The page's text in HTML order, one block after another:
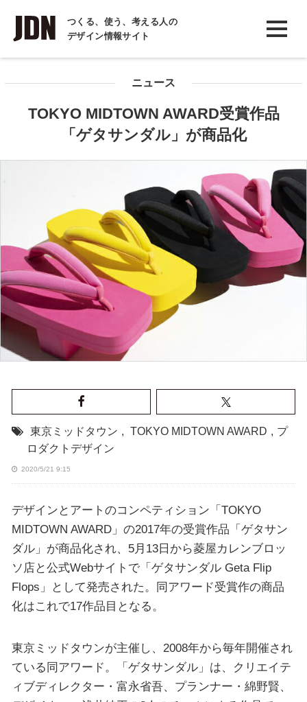
つくる、使う、考える人の
デザイン情報サイト
INTERVIEW
インタビュー
COLUMN
ニュース
TOKYO MIDTOWN AWARD受賞作品
「ゲタサンダル」が商品化
東京ミッドタウン , TOKYO MIDTOWN AWARD , プ
ロダクトデザイン
2020/5/21 9:15
デザインとアートのコンペティション「TOKYO
MIDTOWN AWARD」の2017年の受賞作品「ゲタサン
ダル」が商品化され、5月13日から菱屋カレンブロッ
ソ店と公式Webサイトで「ゲタサンダル Geta Flip
Flops」として発売された。同アワード受賞作の商品
化はこれで17作品目となる。
東京ミッドタウンが主催し、2008年から毎年開催され
ている同アワード。「ゲタサンダル」は、クリエイテ
ィブディレクター・富永省吾、プランナー・綿野賢、